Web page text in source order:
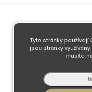
Kontaktujte
Tyto stránky
jsou stránky
musíte